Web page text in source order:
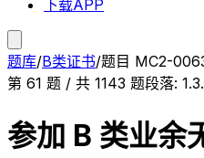
下载APP
题库/B类证书/题目 MC2-
第 61 题 / 共 1143 题段落:
参加 B 类业余